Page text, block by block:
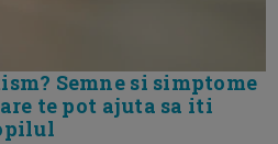
Semne si simptome
te pot ajuta sa iti